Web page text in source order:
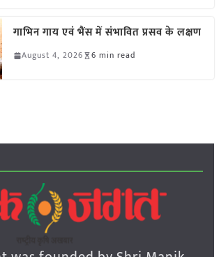
गाभिन गाय एवं भैंस में संभावित प्रसव के लक्षण
August 4, 2026 6 min read